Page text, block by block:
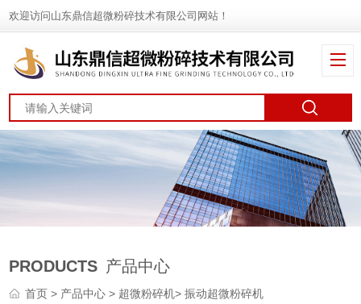
欢迎访问山东鼎信超微粉碎技术有限公司网站！
PRODUCTS 产品中心
首页> 产品中心> 超微粉碎机>振动超微粉碎机